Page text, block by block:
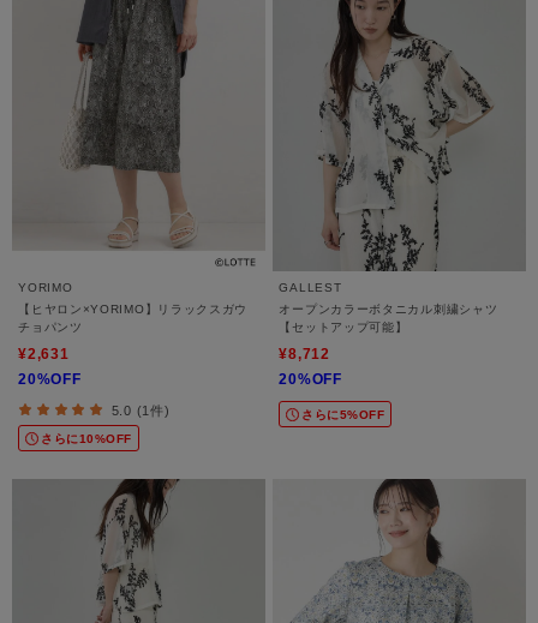
YORIMO
【ヒヤロン×YORIMO】リラックスガウ
チョパンツ
¥2,631
20%OFF
5.0 (1件)
さらに10%OFF
GALLEST
オープンカラーボタニカル刺繍シャツ
【セットアップ可能】
¥8,712
20%OFF
さらに5%OFF